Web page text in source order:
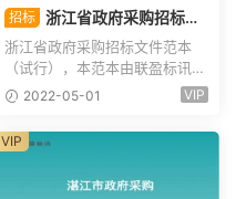
招标 浙江省政府采购招标文
件范本（试行）
浙江省政府采购招标文件范本
（试行），本范本由联盈标讯整
理，免费提供给各位学员...
2022-05-01 VIP
VIP